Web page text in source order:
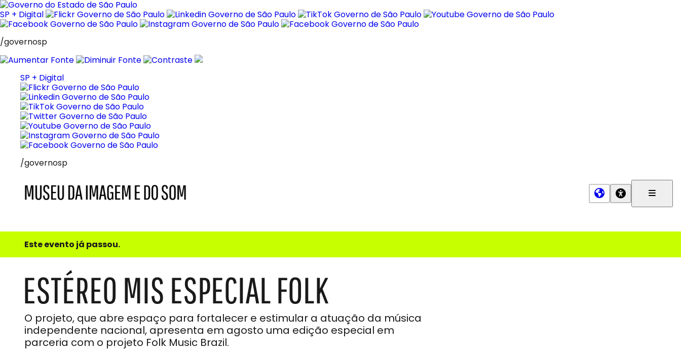
Pular
para
o
SP + Digital
/governosp
SP + Digital
/governosp
e
do
Som
Este evento já passou.
ESTÉREO MIS ESPECIAL FOLK
O projeto, que abre espaço para fortalecer e estimular a atuação da música
independente nacional, apresenta em agosto uma edição especial em
parceria com o projeto Folk Music Brazil.